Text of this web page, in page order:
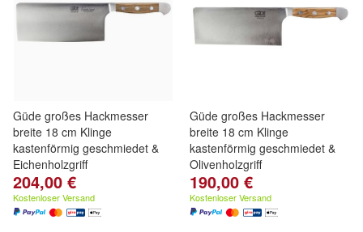
Güde großes Hackmesser
breite 18 cm Klinge
kastenförmig geschmiedet &
Eichenholzgriff
204,00 €
Kostenloser Versand
Güde großes Hackmesser
breite 18 cm Klinge
kastenförmig geschmiedet &
Olivenholzgriff
190,00 €
Kostenloser Versand